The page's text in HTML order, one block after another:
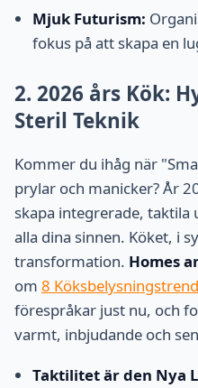
Mjuk Futurism:
fokus på att skapa en
2. 2026 års Kök:
Steril Teknik
Kommer du ihåg när
prylar och manicker? År
skapa integrerade, taktila
alla dina sinnen. Köket, i
transformation. Homes
om 8
förespråkar just nu, och
varmt, inbjudande och
Taktilitet är den Nya